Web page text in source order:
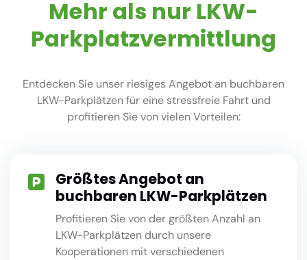
Mehr als nur LKW-
Parkplatzvermittlung
Entdecken Sie unser riesiges Angebot an buchbaren
LKW-Parkplätzen für eine stressfreie Fahrt und
profitieren Sie von vielen Vorteilen:
Größtes Angebot an
buchbaren LKW-Parkplätzen
Profitieren Sie von der größten Anzahl an
LKW-Parkplätzen durch unsere
Kooperationen mit verschiedenen